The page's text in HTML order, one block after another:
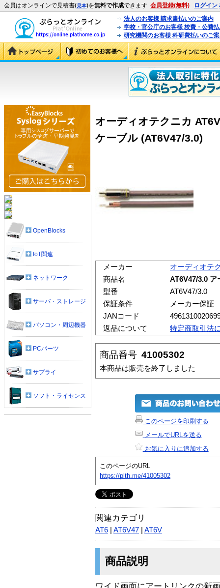
会員はオンラインで見積書(見本)を無料で作成できます 会員登録(無料) ログイン
法人のお客様 請求書払いのご案内
学校・官公庁のお客様 校費・公費
研究機関のお客様 科研費払いのご
オーディオテクニカ
ケーブル (AT6V47/3.0)
メーカー
オーディオテ
商品名
AT6V47/3.0
型番
AT6V47/3.0
保証条件
メーカー保証
JANコード
返品について
特定商取引法
商品番号 41005302
本商品は販売を終了しました
このページを印刷する
メールでURLを送る
お気に入りに追加する
このページのURL
https://plth.me/41005302
関連カテゴリ
AT6 AT6V47 AT6V
商品説明
OpenBlocks
IoT関連
ネットワーク
サーバ・ストレージ
パソコン・周辺機器
PCパーツ
サプライ
ソフト・ライセンス